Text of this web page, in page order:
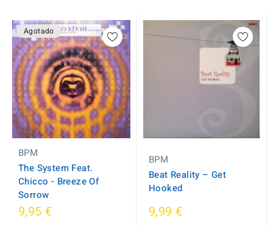
Agotado
BPM
The System Feat.
Chicco - Breeze Of
Sorrow
9,95 €
BPM
Beat Reality ‎– Get
Hooked
9,99 €